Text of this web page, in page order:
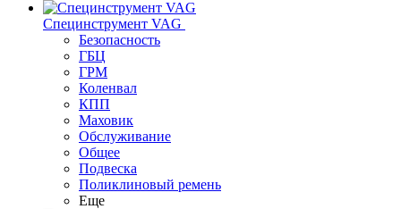
Специнструмент VAG
Безопасность
ГБЦ
ГРМ
Коленвал
КПП
Маховик
Обслуживание
Общее
Подвеска
Поликлиновый ремень
Еще